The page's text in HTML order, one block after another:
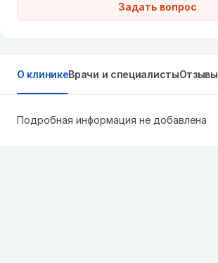
Задать вопрос
О клиникеВрачи и специалистыОтзывы
Подробная информация не добавлена